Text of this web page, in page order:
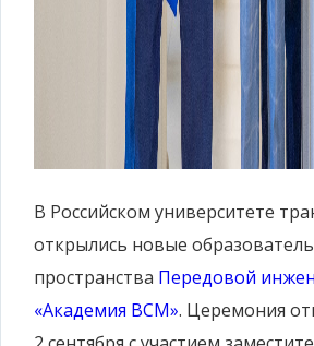
В Российском университете
открылись новые
пространства Передовой
«Академия ВСМ». Церемония